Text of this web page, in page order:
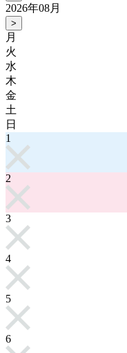
2026年08月
>
月
火
水
木
金
土
日
1
2
3
4
5
6